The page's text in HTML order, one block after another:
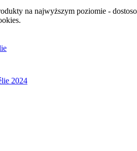
na najwyższym poziomie -
2024